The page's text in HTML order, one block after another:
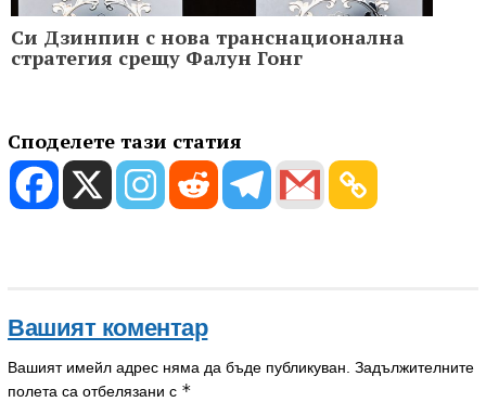
Си Дзинпин с нова транснационална
стратегия срещу Фалун Гонг
Споделете тази статия
Вашият коментар
Вашият имейл адрес няма да бъде публикуван. Задължителните
полета са отбелязани с *